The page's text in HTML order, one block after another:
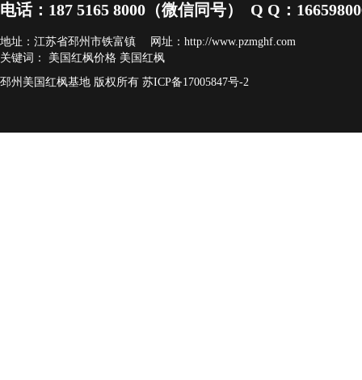
电话：187 5165 8000（微信同号） Q Q：
地址：江苏省邳州市铁富镇 网址： http://www.pzmghf.com
关键词： 美国红枫价格 美国红枫
邳州美国红枫基地 版权所有 苏ICP备17005847号-2